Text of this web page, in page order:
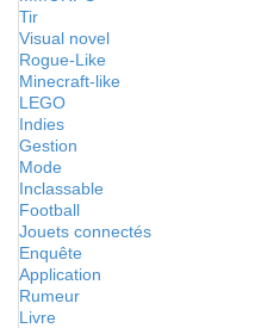
Tir
Visual novel
Rogue-Like
Minecraft-like
LEGO
Indies
Gestion
Mode
Inclassable
Football
Jouets connectés
Enquête
Application
Rumeur
Livre